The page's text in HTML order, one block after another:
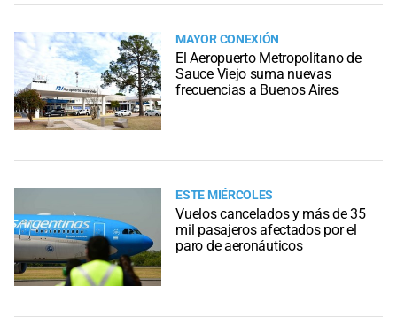
MAYOR CONEXIÓN
El Aeropuerto Metropolitano de
Sauce Viejo suma nuevas
frecuencias a Buenos Aires
ESTE MIÉRCOLES
Vuelos cancelados y más de 35
mil pasajeros afectados por el
paro de aeronáuticos